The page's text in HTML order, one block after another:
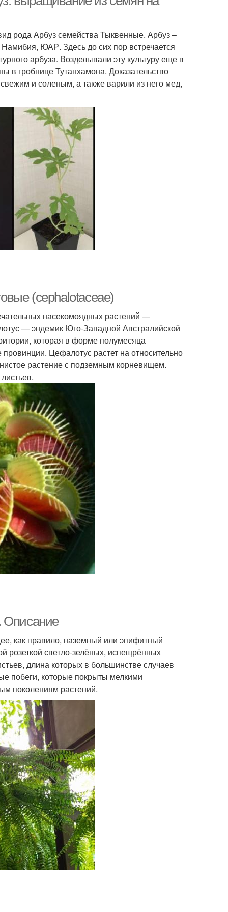
рода Арбуз семейства Тыквенные. Арбуз –
ЮАР. Здесь до сих пор встречается
арбуза. Возделывали эту культуру еще в
в гробнице Тутанхамона. Доказательство
и соленым, а также варили из него мед,
(cephalotaceae)
насекомоядных растений —
— эндемик Юго-Западной Австралийской
которая в форме полумесяца
Цефалотус растет на относительно
растение с подземным корневищем.
Описание
как правило, наземный или эпифитный
розеткой светло-зелёных, испещрённых
длина которых в большинстве случаев
побеги, которые покрыты мелкими
поколениям растений.